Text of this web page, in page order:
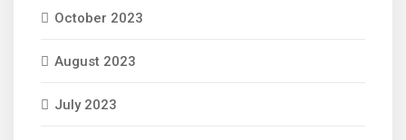
October 2023
August 2023
July 2023